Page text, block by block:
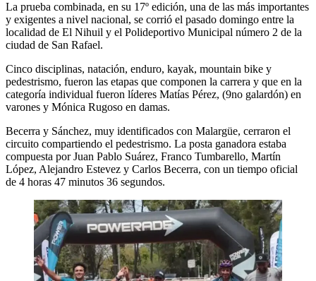
La prueba combinada, en su 17º edición, una de las más importantes
y exigentes a nivel nacional, se corrió el pasado domingo entre la
localidad de El Nihuil y el Polideportivo Municipal número 2 de la
ciudad de San Rafael.
Cinco disciplinas, natación, enduro, kayak, mountain bike y
pedestrismo, fueron las etapas que componen la carrera y que en la
categoría individual fueron líderes Matías Pérez, (9no galardón) en
varones y Mónica Rugoso en damas.
Becerra y Sánchez, muy identificados con Malargüe, cerraron el
circuito compartiendo el pedestrismo. La posta ganadora estaba
compuesta por Juan Pablo Suárez, Franco Tumbarello, Martín
López, Alejandro Estevez y Carlos Becerra, con un tiempo oficial
de 4 horas 47 minutos 36 segundos.